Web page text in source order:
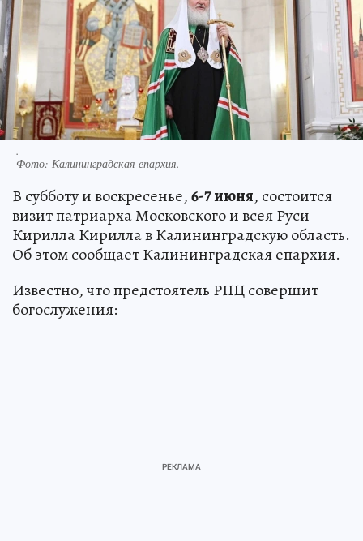
.
Фото: Калининградская епархия.
В субботу и воскресенье,6-7 июня, состоится
визит патриарха Московского и всея Руси
Кирилла Кирилла в Калининградскую область.
Об этом сообщает Калининградская епархия.
Известно, что предстоятель РПЦ совершит
богослужения: